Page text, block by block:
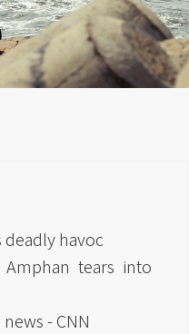
havoc
tears into
- CNN